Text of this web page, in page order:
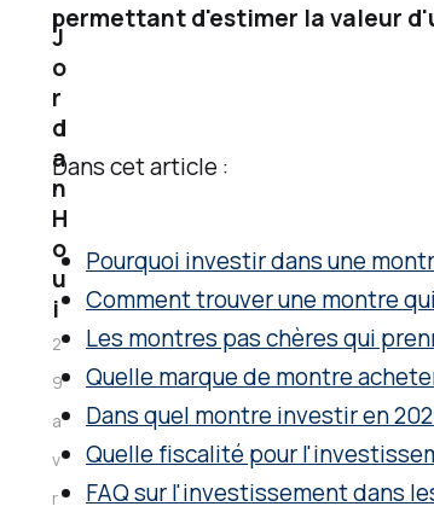
permettant d'estimer la valeur
Dans cet article :
Pourquoi investir dans une
Comment trouver une montre
Les montres pas chères qui
Quelle marque de montre
Dans quel montre investir en
Quelle fiscalité pour
FAQ sur l'investissement dans
T
i
t
u
l
a
i
r
e
d
e
l
a
J
o
r
d
a
n
H
o
u
i
2
9
a
v
r